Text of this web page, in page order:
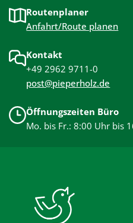
Routenplaner
Anfahrt/Route planen
Kontakt
+49 2962 9711-0
post@pieperholz.de
Öffnungszeiten Büro
Mo. bis Fr.: 8:00 Uhr bis